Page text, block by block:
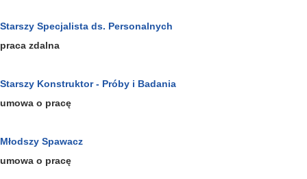
Starszy Specjalista ds. Personalnych
praca zdalna
Starszy Konstruktor - Próby i Badania
umowa o pracę
Młodszy Spawacz
umowa o pracę